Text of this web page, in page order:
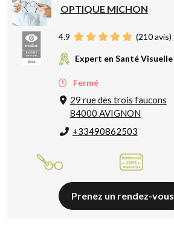
OPTIQUE MICHON
4.9 (210avis)
Expert en Santé Visuelle
Fermé
29 rue des trois faucons
84000 AVIGNON
+33490862503
Prenez un rendez-vous